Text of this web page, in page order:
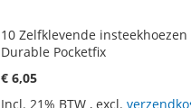
10 Zelfklevende insteekhoezen
Durable Pocketfix
€ 6,05
Incl. 21% BTW , excl.